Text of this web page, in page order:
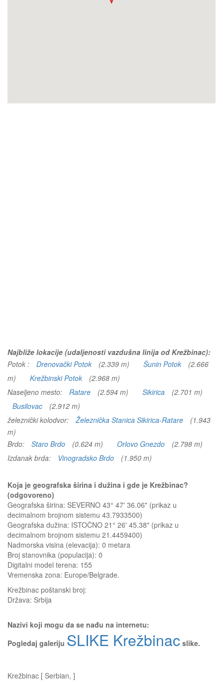
Najbliže lokacije (udaljenosti vazdušna linija od Krežbinac):
Potok :
Drenovački Potok (2.339 m) Šunin Potok
(2.666
m)
Krežbinski Potok
(2.968 m)
Naseljeno mesto:
Ratare (2.594 m) Sikirica
(2.701 m)
Busilovac
(2.912 m)
železnički kolodvor:
Železnička Stanica Sikirica-Ratare
(1.943
m)
Brdo:
Staro Brdo (0.624 m) Orlovo Gnezdo
(2.798 m)
Izdanak brda:
Vinogradsko Brdo (1.950 m)
Koja je geografska širina i dužina i gde je Krežbinac?
(odgovoreno)
Geografska širina: SEVERNO 43° 47' 36.06" (prikaz u
decimalnom brojnom sistemu 43.7933500)
Geografska dužina: ISTOČNO 21° 26' 45.38" (prikaz u
decimalnom brojnom sistemu 21.4459400)
Nadmorska visina (elevacija): 0 metara
Broj stanovnika (populacija): 0
Digitalni model terena: 155
Vremenska zona: Europe/Belgrade.
Krežbinac poštanski broj:
Država: Srbija
Nazivi koji mogu da se nađu na internetu:
Pogledaj galeriju SLIKE Krežbinac slike.
Krežbinac [ Serbian, ]